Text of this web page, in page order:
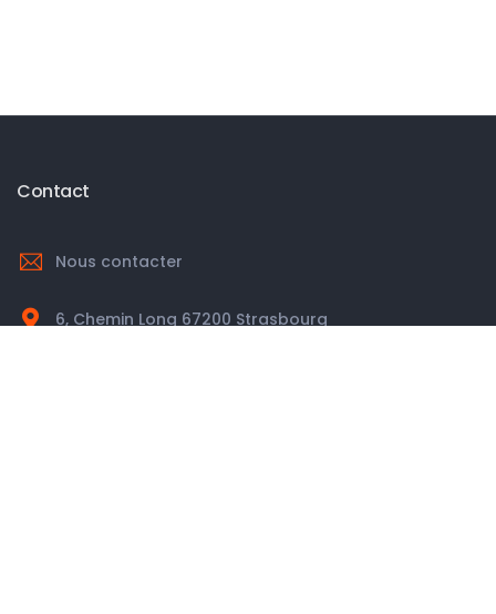
Contact
Nous contacter
6, Chemin Long 67200 Strasbourg